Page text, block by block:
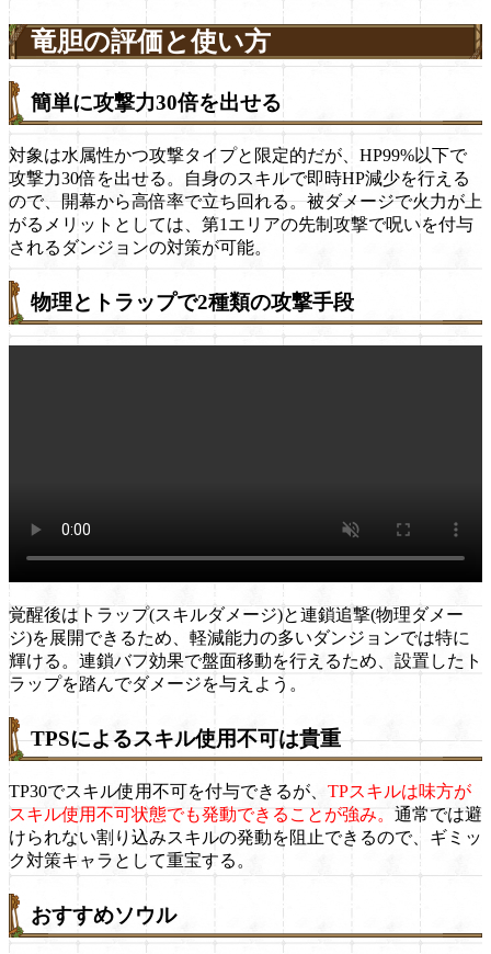
竜胆の評価と使い方
簡単に攻撃力30倍を出せる
対象は水属性かつ攻撃タイプと限定的だが、HP99%以下で
攻撃力30倍を出せる。自身のスキルで即時HP減少を行える
ので、開幕から高倍率で立ち回れる。被ダメージで火力が上
がるメリットとしては、第1エリアの先制攻撃で呪いを付与
されるダンジョンの対策が可能。
物理とトラップで2種類の攻撃手段
覚醒後はトラップ(スキルダメージ)と連鎖追撃(物理ダメー
ジ)を展開できるため、軽減能力の多いダンジョンでは特に
輝ける。連鎖バフ効果で盤面移動を行えるため、設置したト
ラップを踏んでダメージを与えよう。
TPSによるスキル使用不可は貴重
TP30でスキル使用不可を付与できるが、 TPスキルは味方が
スキル使用不可状態でも発動できることが強み。 通常では避
けられない割り込みスキルの発動を阻止できるので、ギミッ
ク対策キャラとして重宝する。
おすすめソウル